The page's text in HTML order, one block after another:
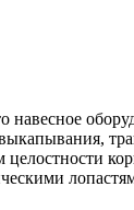
навесное
целостности